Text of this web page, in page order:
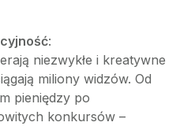
:
niezwykłe i kreatywne
miliony widzów. Od
pieniędzy po
konkursów –